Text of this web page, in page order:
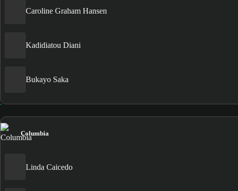
Caroline Graham Hansen
Kadidiatou Diani
Bukayo Saka
Columbia
Linda Caicedo